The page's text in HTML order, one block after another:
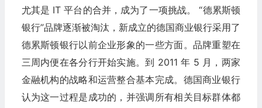
尤其是 IT 平台的合并，成为了一项挑战。 “德累斯顿
银行”品牌逐渐被淘汰，新成立的德国商业银行采用了
德累斯顿银行以前企业形象的一些方面。品牌重塑在
三周内便在各分行开始实施。到 2011 年 5 月，两家
金融机构的战略和运营整合基本完成。德国商业银行
认为这一过程是成功的，并强调所有相关目标群体都